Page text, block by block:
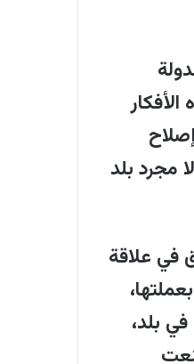
مجرد بلد
في علاقة
بلد،